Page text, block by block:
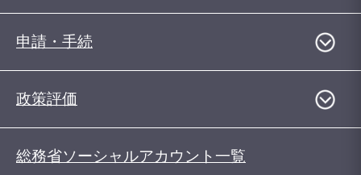
申請・手続
政策評価
総務省ソーシャルアカウント一覧